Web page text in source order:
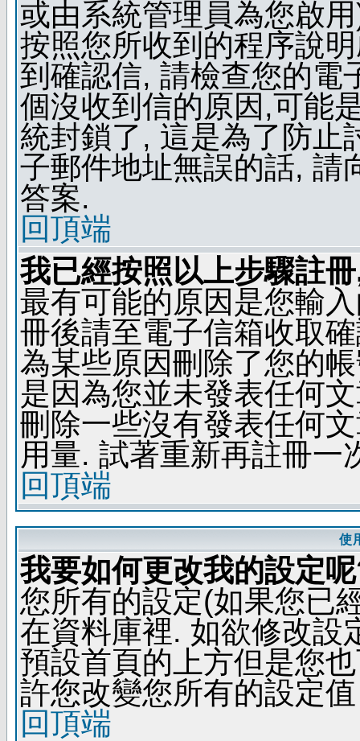
或由系統管理員為您啟
按照您所收到的程序說
到確認信, 請檢查您的電
個沒收到信的原因,可能
統封鎖了, 這是為了防止
子郵件地址無誤的話, 請
答案.
回頂端
我已經按照以上步驟註
最有可能的原因是您輸
冊後請至電子信箱收取
為某些原因刪除了您的
是因為您並未發表任何
刪除一些沒有發表任何
用量. 試著重新再註冊一
回頂端
使
我要如何更改我的設定
您所有的設定(如果您已
在資料庫裡. 如欲修改設
預設首頁的上方但是您
許您改變您所有的設定值
回頂端